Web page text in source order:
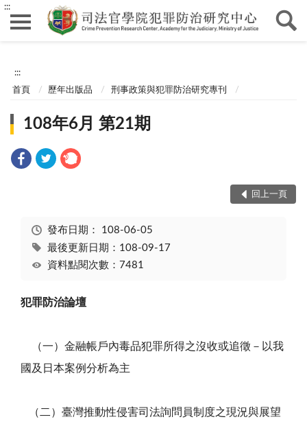
:::
:::
首頁 歷年出版品 刑事政策與犯罪防治研究專刊
108年6月 第21期
回上一頁
發布日期： 108-06-05
最後更新日期：108-09-17
資料點閱次數：7481
犯罪防治論壇
（一）金融帳戶內毒品犯罪所得之沒收或追徵－以我
國及日本案例分析為主
（二）臺灣推動性侵害司法詢問員制度之現況與展望